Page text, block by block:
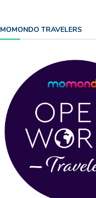
MOMONDO TRAVELERS